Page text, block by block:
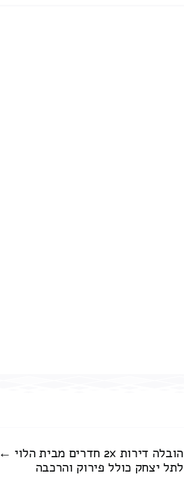
הובלה דירות 2x חדרים מבית הלוי ←
לתל יצחק כולל פירוק והרכבה